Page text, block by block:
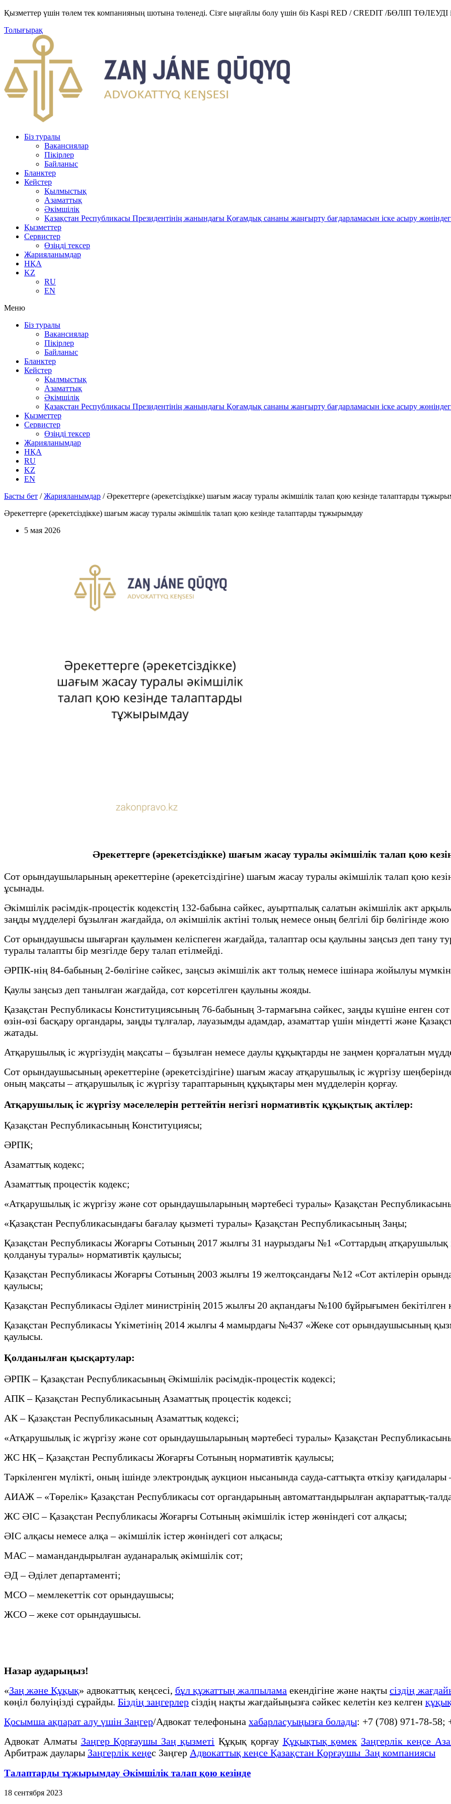
Қызметтер үшін төлем тек компанияның шотына төленеді. Сізге ыңғайлы болу үшін біз Kaspi RED / CREDIT /БӨЛІП ТӨЛЕУДІ
Толығырақ
Біз туралы
Вакансиялар
Пікірлер
Байланыс
Бланктер
Кейстер
Қылмыстық
Азаматтық
Әкімшілік
Қазақстан Республикасы Президентінің жанындағы Қоғамдық сананы жаңғырту бағдарламасын іске асыру
Қызметтер
Сервистер
Өзіңді тексер
Жарияланымдар
НҚА
KZ
RU
EN
Меню
Біз туралы
Вакансиялар
Пікірлер
Байланыс
Бланктер
Кейстер
Қылмыстық
Азаматтық
Әкімшілік
Қазақстан Республикасы Президентінің жанындағы Қоғамдық сананы жаңғырту бағдарламасын іске асыру
Қызметтер
Сервистер
Өзіңді тексер
Жарияланымдар
НҚА
RU
KZ
EN
Басты бет /Жарияланымдар /Әрекеттерге (әрекетсіздікке) шағым жасау туралы әкімшілік талап қою кезінде талаптарды
Әрекеттерге (әрекетсіздікке) шағым жасау туралы әкімшілік талап қою кезінде талаптарды тұжырымдау
5 мая 2026
Әрекеттерге (әрекетсіздікке) шағым жасау туралы әкімшілік талап қою
Сот орындаушыларының әрекеттеріне (әрекетсіздігіне) шағым жасау туралы әкімшілік талап қою
ұсынады.
Әкімшілік рәсімдік-процестік кодекстің 132-бабына сәйкес, ауыртпалық салатын әкімшілік акт
заңды мүдделері бұзылған жағдайда, ол әкімшілік актіні толық немесе оның белгілі бір бөлігінде
Сот орындаушысы шығарған қаулымен келіспеген жағдайда, талаптар осы қаулыны заңсыз деп тану
туралы талапты бір мезгілде беру талап етілмейді.
ӘРПК-нің 84-бабының 2-бөлігіне сәйкес, заңсыз әкімшілік акт толық немесе ішінара жойылуы
Қаулы заңсыз деп танылған жағдайда, сот көрсетілген қаулыны жояды.
Қазақстан Республикасы Конституциясының 76-бабының 3-тармағына сәйкес, заңды күшіне енген сот
өзін-өзі басқару органдары, заңды тұлғалар, лауазымды адамдар, азаматтар үшін міндетті және
жатады.
Атқарушылық іс жүргізудің мақсаты – бұзылған немесе даулы құқықтарды не заңмен қорғалатын
Сот орындаушысының әрекеттеріне (әрекетсіздігіне) шағым жасау атқарушылық іс жүргізу
оның мақсаты – атқарушылық іс жүргізу тараптарының құқықтары мен мүдделерін қорғау.
Атқарушылық іс жүргізу мәселелерін реттейтін негізгі нормативтік құқықтық актілер:
Қазақстан Республикасының Конституциясы;
ӘРПК;
Азаматтық кодекс;
Азаматтық процестік кодекс;
«Атқарушылық іс жүргізу және сот орындаушыларының мәртебесі туралы» Қазақстан
«Қазақстан Республикасындағы бағалау қызметі туралы» Қазақстан Республикасының Заңы;
Қазақстан Республикасы Жоғарғы Сотының 2017 жылғы 31 наурыздағы №1 «Соттардың атқарушылық
қолдануы туралы» нормативтік қаулысы;
Қазақстан Республикасы Жоғарғы Сотының 2003 жылғы 19 желтоқсандағы №12 «Сот актілерін
қаулысы;
Қазақстан Республикасы Әділет министрінің 2015 жылғы 20 ақпандағы №100 бұйрығымен бекітілген
Қазақстан Республикасы Үкіметінің 2014 жылғы 4 мамырдағы №437 «Жеке сот орындаушысының
қаулысы.
Қолданылған қысқартулар:
ӘРПК – Қазақстан Республикасының Әкімшілік рәсімдік-процестік кодексі;
АПК – Қазақстан Республикасының Азаматтық процестік кодексі;
АК – Қазақстан Республикасының Азаматтық кодексі;
«Атқарушылық іс жүргізу және сот орындаушыларының мәртебесі туралы» Қазақстан
ЖС НҚ – Қазақстан Республикасы Жоғарғы Сотының нормативтік қаулысы;
Тәркіленген мүлікті, оның ішінде электрондық аукцион нысанында сауда-саттықта өткізу қағидалары
АИАЖ – «Төрелік» Қазақстан Республикасы сот органдарының автоматтандырылған ақпараттық-
ЖС ӘІС – Қазақстан Республикасы Жоғарғы Сотының әкімшілік істер жөніндегі сот алқасы;
ӘІС алқасы немесе алқа – әкімшілік істер жөніндегі сот алқасы;
МАС – мамандандырылған ауданаралық әкімшілік сот;
ӘД – Әділет департаменті;
МСО – мемлекеттік сот орындаушысы;
ЖСО – жеке сот орындаушысы.
Назар аударыңыз!
«Заң және Құқық» адвокаттық кеңсесі, бұл құжаттың жалпылама екендігіне және нақтысіздің
көңіл бөлуіңізді сұрайды. Біздің заңгерлер сіздің нақты жағдайыңызға сәйкес келетін кез келген
Қосымша ақпарат алу үшін Заңгер/Адвокат телефонына хабарласуыңызға болады: +7 (708) 971-78-
Адвокат Алматы Заңгер Қорғаушы Заң қызметі Құқық қорғау Құқықтық қөмек Заңгерлік кеңсе
Арбитраж даулары Заңгерлік кеңес Заңгер Адвокаттық кеңсе Қазақстан Қорғаушы Заң компаниясы
Талаптарды тұжырымдау Әкімшілік талап қою кезінде
18 сентября 2023